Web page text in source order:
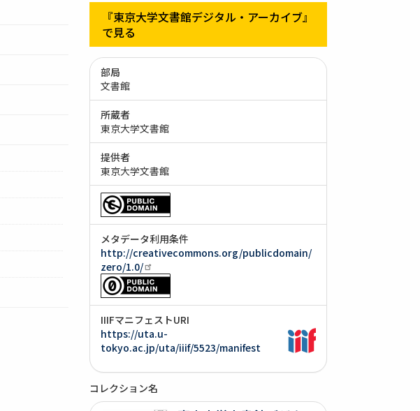
『東京大学文書館デジタル・アーカイブ』
で見る
部局
文書館
所蔵者
東京大学文書館
提供者
東京大学文書館
メタデータ利用条件
http://creativecommons.org/publicdomain/
zero/1.0/
IIIFマニフェストURI
https://uta.u-
tokyo.ac.jp/uta/iiif/5523/manifest
コレクション名